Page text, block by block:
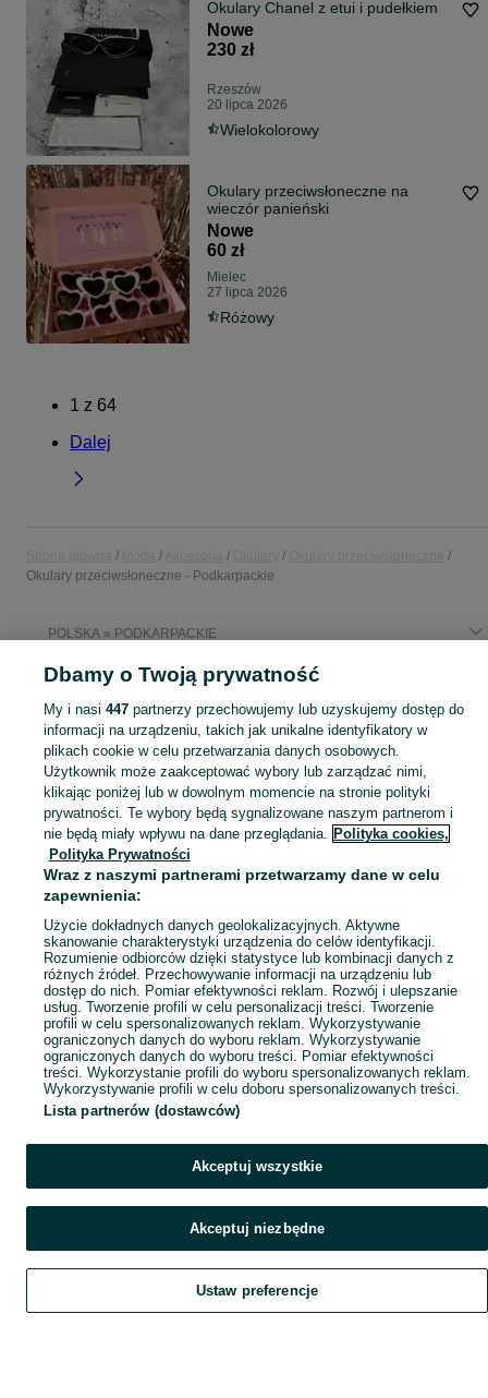
Okulary Chanel z etui i pudełkiem
Nowe
230 zł
Rzeszów
20 lipca 2026
Wielokolorowy
Okulary przeciwsłoneczne na
wieczór panieński
Nowe
60 zł
Mielec
27 lipca 2026
Różowy
1 z 64
Dalej
Okulary przeciwsłoneczne - Podkarpackie
POLSKA » PODKARPACKIE
Szeroki wybór okularów przeciwsłonecznych Podkarpackie ▶️ z filtrem UV, aviator i inne ✅ Nowe i używane w dobrych cenach ✌ Znajdź oferty na OLX.pl!
Mapa kategorii
Mapa miejscowości
Mapa ministron
Popularne wyszukiwania
Szukaj Obserwujesz Dodaj Czat Konto
Dbamy o Twoją prywatność
My i nasi 447partnerzy przechowujemy lub uzyskujemy dostęp do
informacji na urządzeniu, takich jak unikalne identyfikatory w
plikach cookie w celu przetwarzania danych osobowych.
Użytkownik może zaakceptować wybory lub zarządzać nimi,
klikając poniżej lub w dowolnym momencie na stronie polityki
prywatności. Te wybory będą sygnalizowane naszym partnerom i
nie będą miały wpływu na dane przeglądania. Polityka cookies,
Polityka Prywatności
Wraz z naszymi partnerami przetwarzamy dane w celu
zapewnienia:
Użycie dokładnych danych geolokalizacyjnych. Aktywne
skanowanie charakterystyki urządzenia do celów identyfikacji.
Rozumienie odbiorców dzięki statystyce lub kombinacji danych z
różnych źródeł. Przechowywanie informacji na urządzeniu lub
dostęp do nich. Pomiar efektywności reklam. Rozwój i ulepszanie
usług. Tworzenie profili w celu personalizacji treści. Tworzenie
profili w celu spersonalizowanych reklam. Wykorzystywanie
ograniczonych danych do wyboru reklam. Wykorzystywanie
ograniczonych danych do wyboru treści. Pomiar efektywności
treści. Wykorzystanie profili do wyboru spersonalizowanych reklam.
Wykorzystywanie profili w celu doboru spersonalizowanych treści.
Lista partnerów (dostawców)
Akceptuj wszystkie
Akceptuj niezbędne
Ustaw preferencje